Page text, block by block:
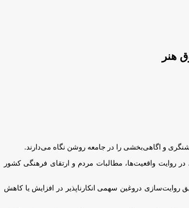
و اگاهی‌بخشی را در جامعه روشن نگاه می‌دارند.
روایت واقعیت‌ها، مطالبات مردم و ارتقای فرهنگی کشور
روایت‌سازی دروغین سهمی انکارناپذیر در افزایش یا کاهش